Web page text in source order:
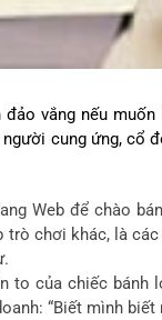
vắng nếu
cung ứng, cổ
Web để chào
trò chơi khác, là
to của chiếc
“Biết mình biết